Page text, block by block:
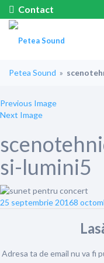
Contact
Petea Sound »
Previous Image
Next Image
si-lumini5
Posted
25 septembrie 20168
Adresa ta de email nu va fi